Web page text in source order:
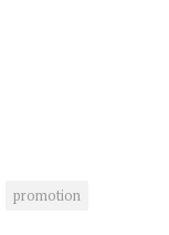
promotion